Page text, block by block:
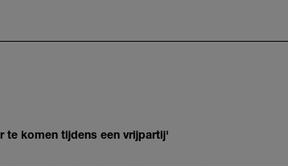
te komen tijdens een vrijpartij'